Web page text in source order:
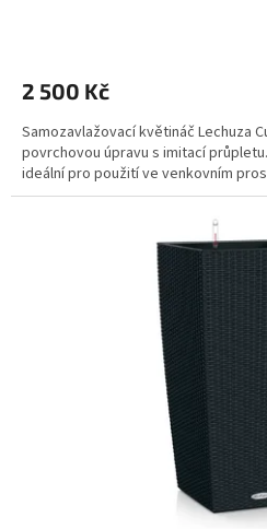
2 500 Kč
Samozavlažovací květináč Lechuza
povrchovou úpravu s imitací
ideální pro použití ve venkovním